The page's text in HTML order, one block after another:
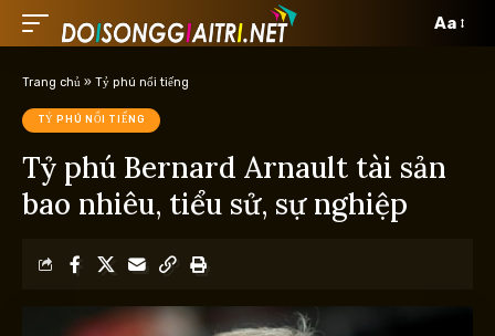
Aa
Trang chủ » Tỷ phú nổi tiếng
TỶ PHÚ NỔI TIẾNG
Tỷ phú Bernard Arnault tài sản
bao nhiêu, tiểu sử, sự nghiệp